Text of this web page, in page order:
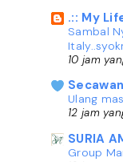
.:: My
Sambal
10 jam
Ulang
12 jam
SURIA
Group